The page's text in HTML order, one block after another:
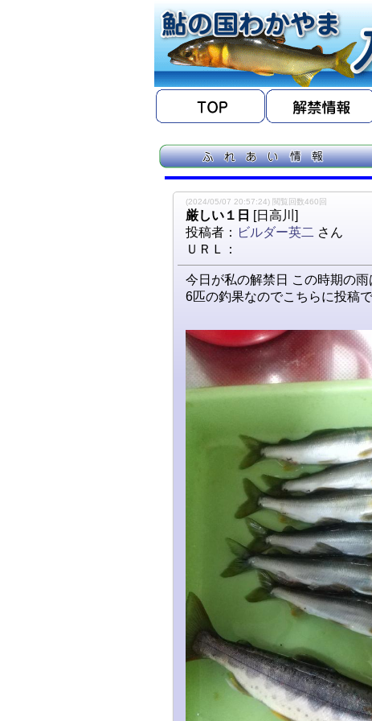
(2024/05/07 20:57:24) 閲覧回数460回
厳しい１日 [日高川]
投稿者： ビルダー英二 さん
ＵＲＬ：
今日が私の解禁日 この時期の
6匹の釣果なのでこちらに投稿で